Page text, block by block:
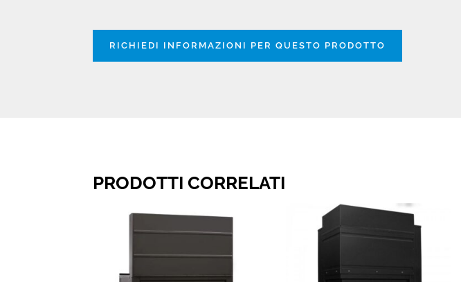
RICHIEDI INFORMAZIONI PER QUESTO PRODOTTO
PRODOTTI CORRELATI